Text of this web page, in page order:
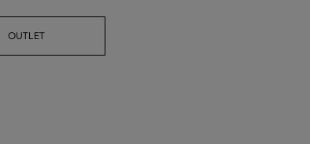
OUTLET